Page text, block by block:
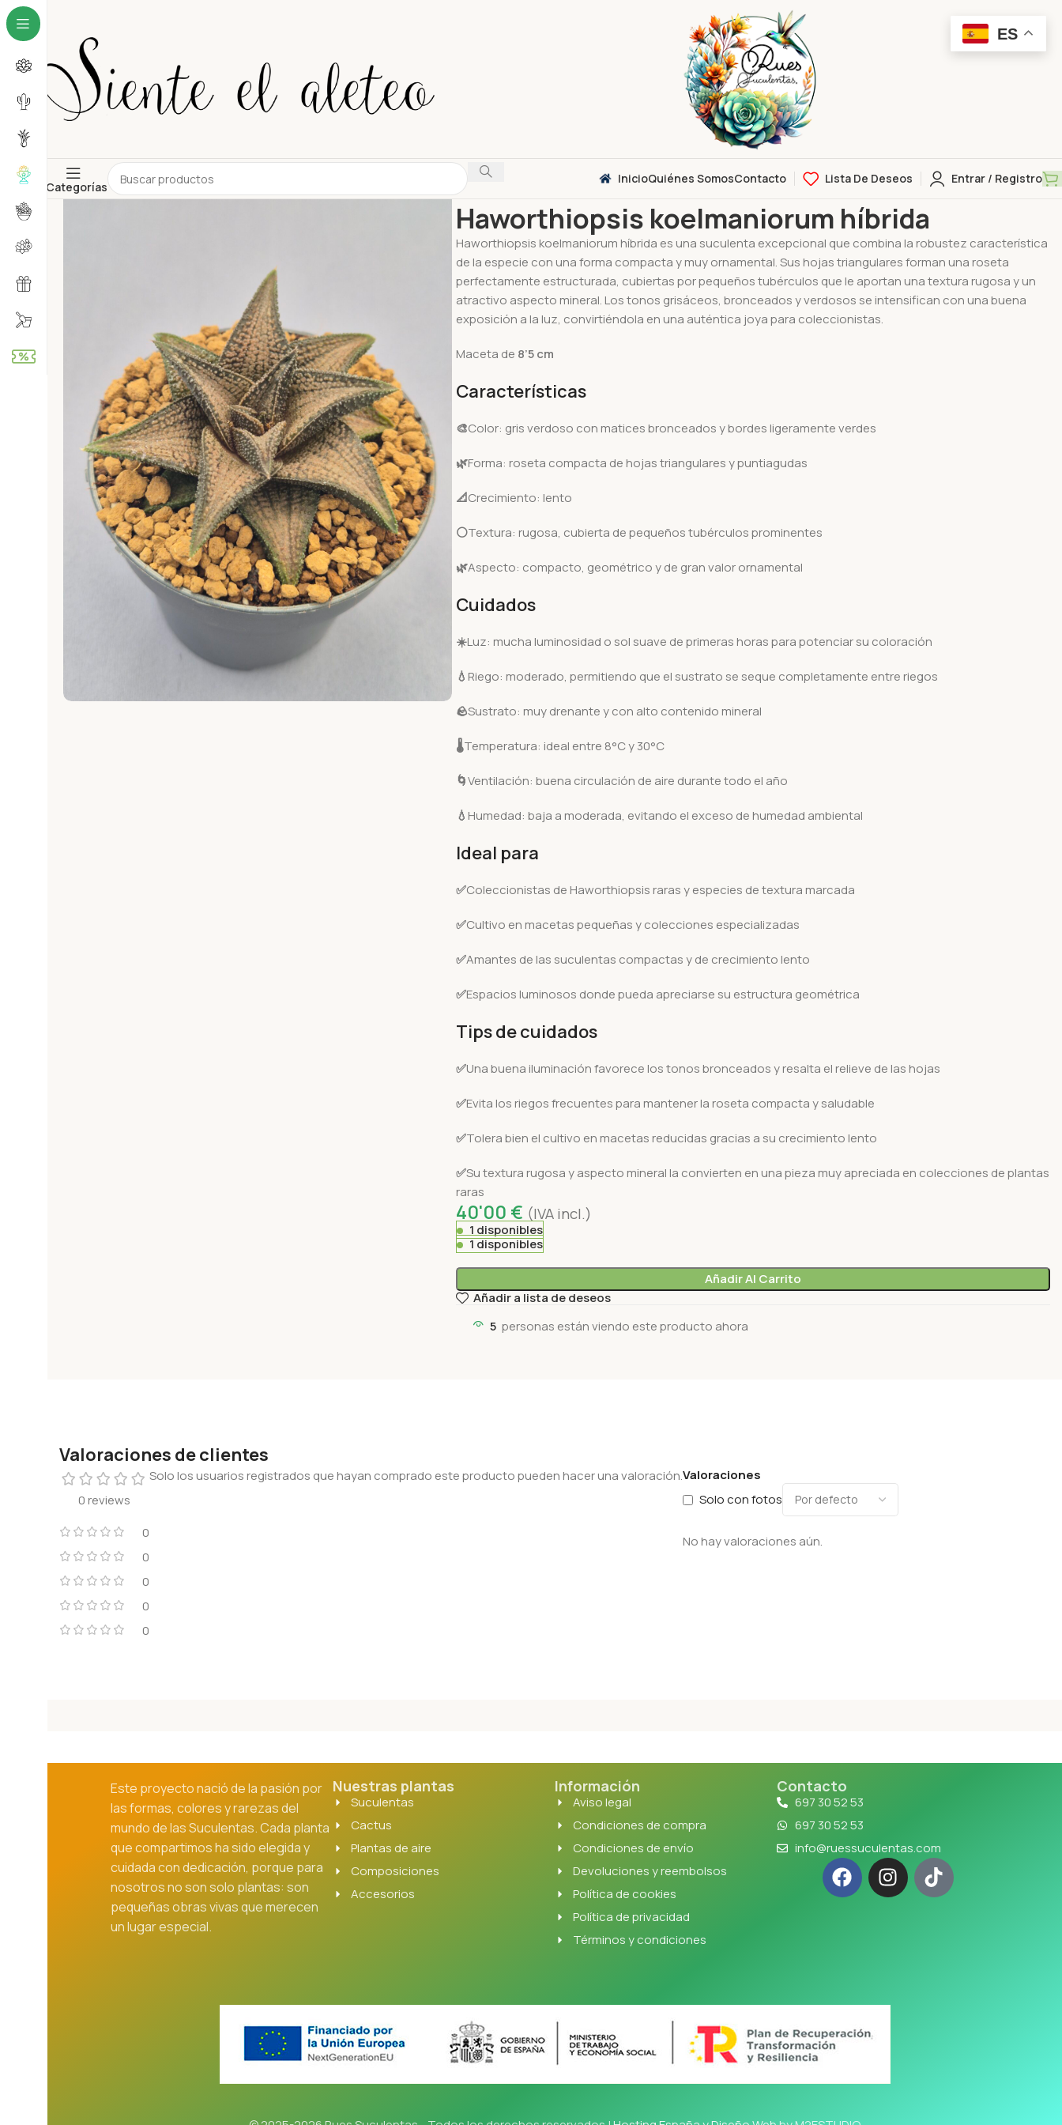
Categorías
InicioQuiénes SomosContacto Lista De Deseos Entrar / Registro
Inicio
Haworthiopsis koelmaniorum híbrida
Haworthiopsis koelmaniorum híbrida es una suculenta excepcional que combina la robustez característica
de la especie con una forma compacta y muy ornamental. Sus hojas triangulares forman una roseta
perfectamente estructurada, cubiertas por pequeños tubérculos que le aportan una textura rugosa y un
atractivo aspecto mineral. Los tonos grisáceos, bronceados y verdosos se intensifican con una buena
exposición a la luz, convirtiéndola en una auténtica joya para coleccionistas.
Maceta de 8’5 cm
Características
🎨Color: gris verdoso con matices bronceados y bordes ligeramente verdes
🌿Forma: roseta compacta de hojas triangulares y puntiagudas
📐Crecimiento: lento
⚪Textura: rugosa, cubierta de pequeños tubérculos prominentes
🌿Aspecto: compacto, geométrico y de gran valor ornamental
Cuidados
☀️Luz: mucha luminosidad o sol suave de primeras horas para potenciar su coloración
💧 Riego: moderado, permitiendo que el sustrato se seque completamente entre riegos
🪨Sustrato: muy drenante y con alto contenido mineral
🌡️Temperatura: ideal entre 8°C y 30°C
🌀Ventilación: buena circulación de aire durante todo el año
💧 Humedad: baja a moderada, evitando el exceso de humedad ambiental
Ideal para
✅Coleccionistas de Haworthiopsis raras y especies de textura marcada
✅Cultivo en macetas pequeñas y colecciones especializadas
✅Amantes de las suculentas compactas y de crecimiento lento
✅Espacios luminosos donde pueda apreciarse su estructura geométrica
Tips de cuidados
✅Una buena iluminación favorece los tonos bronceados y resalta el relieve de las hojas
✅Evita los riegos frecuentes para mantener la roseta compacta y saludable
✅Tolera bien el cultivo en macetas reducidas gracias a su crecimiento lento
✅Su textura rugosa y aspecto mineral la convierten en una pieza muy apreciada en colecciones de plantas
raras
40'00 € (IVA incl.)
1 disponibles
1 disponibles
Añadir Al Carrito
Añadir a lista de deseos
5 personas están viendo este producto ahora
Valoraciones de clientes
0 reviews
0
0
0
0
0
Valoraciones
Solo con fotos
No hay valoraciones aún.
Solo los usuarios registrados que hayan comprado este producto pueden hacer una valoración.
Este proyecto nació de la pasión por
las formas, colores y rarezas del
mundo de las Suculentas. Cada planta
que compartimos ha sido elegida y
cuidada con dedicación, porque para
nosotros no son solo plantas: son
pequeñas obras vivas que merecen
un lugar especial.
Nuestras plantas
Suculentas
Cactus
Plantas de aire
Composiciones
Accesorios
Información
Aviso legal
Condiciones de compra
Condiciones de envío
Devoluciones y reembolsos
Política de cookies
Política de privacidad
Términos y condiciones
Contacto
697 30 52 53
697 30 52 53
info@ruessuculentas.com
ES